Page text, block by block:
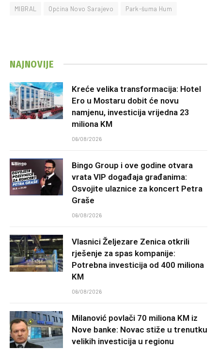
MIBRAL Općina Novo Sarajevo Park-šuma Hum
NAJNOVIJE
Kreće velika transformacija: Hotel
Ero u Mostaru dobit će novu
namjenu, investicija vrijedna 23
miliona KM
06/08/2026
Bingo Group i ove godine otvara
vrata VIP događaja građanima:
Osvojite ulaznice za koncert Petra
Graše
06/08/2026
Vlasnici Željezare Zenica otkrili
rješenje za spas kompanije:
Potrebna investicija od 400 miliona
KM
06/08/2026
Milanović povlači 70 miliona KM iz
Nove banke: Novac stiže u trenutku
velikih investicija u regionu